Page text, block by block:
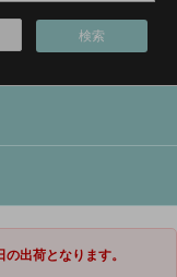
検索
出荷となります。